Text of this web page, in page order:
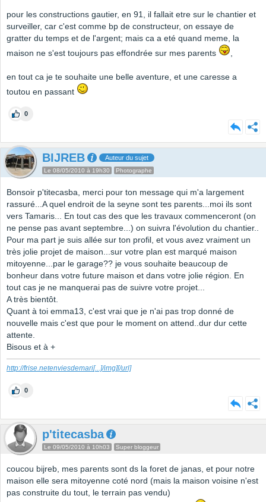
pour les constructions gautier, en 91, il fallait etre sur le chantier et
surveiller, car c'est comme bp de constructeur, on essaye de
gratter du temps et de l'argent; mais ca a eté quand meme, la
maison ne s'est toujours pas effondrée sur mes parents
,
en tout ca je te souhaite une belle aventure, et une caresse a
toutou en passant
0
BIJREB Auteur du sujet
Le 08/05/2010 à 19h30 Photographe
Bonsoir p'titecasba, merci pour ton message qui m'a largement
rassuré...A quel endroit de la seyne sont tes parents...moi ils sont
vers Tamaris... En tout cas des que les travaux commenceront (on
ne pense pas avant septembre...) on suivra l'évolution du chantier..
Pour ma part je suis allée sur ton profil, et vous avez vraiment un
très jolie projet de maison...sur votre plan est marqué maison
mitoyenne...par le garage?? je vous souhaite beaucoup de
bonheur dans votre future maison et dans votre jolie région. En
tout cas je ne manquerai pas de suivre votre projet...
A très bientôt.
Quant à toi emma13, c'est vrai que je n'ai pas trop donné de
nouvelle mais c'est que pour le moment on attend..dur dur cette
attente.
Bisous et à +
http://frise.netenviesdemari[...]/img][/url]
0
p'titecasba
Le 09/05/2010 à 10h03 Super bloggeur
coucou bijreb, mes parents sont ds la foret de janas, et pour notre
maison elle sera mitoyenne coté nord (mais la maison voisine n'est
pas construite du tout, le terrain pas vendu)